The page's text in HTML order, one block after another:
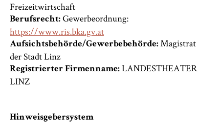
Freizeitwirtschaft
Berufsrecht: Gewerbeordnung:
https://www.ris.bka.gv.at
Aufsichtsbehörde/Gewerbebehörde: Magistrat
der Stadt Linz
Registrierter Firmenname: LANDESTHEATER
LINZ
Hinweisgebersystem